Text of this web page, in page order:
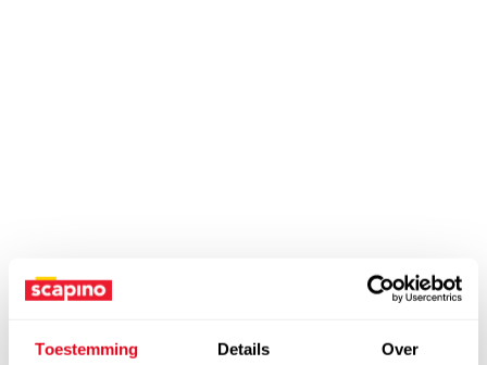
Toestemming Details Over